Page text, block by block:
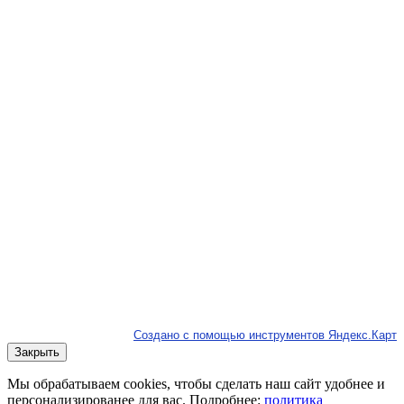
Создано с помощью инструментов Яндекс.Карт
Закрыть
Мы обрабатываем cookies, чтобы сделать наш сайт удобнее и
персонализированее для вас. Подробнее: политика